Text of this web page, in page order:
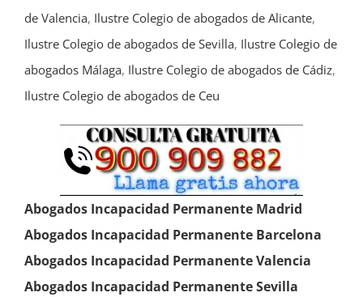
de Valencia, Ilustre Colegio de abogados de Alicante,
Ilustre Colegio de abogados de Sevilla, Ilustre Colegio de
abogados Málaga, Ilustre Colegio de abogados de Cádiz,
Ilustre Colegio de abogados de Ceu
Abogados Incapacidad Permanente Madrid
Abogados Incapacidad Permanente Barcelona
Abogados Incapacidad Permanente Valencia
Abogados Incapacidad PermanenteSevilla